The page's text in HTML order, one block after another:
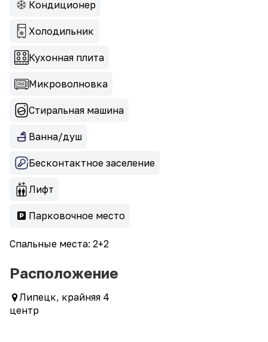
Кондиционер
Холодильник
Кухонная плита
Микроволновка
Стиральная машина
Ванна/душ
Бесконтактное заселение
Лифт
Парковочное место
Спальные места: 2+2
Расположение
Липецк, крайняя 4
центр